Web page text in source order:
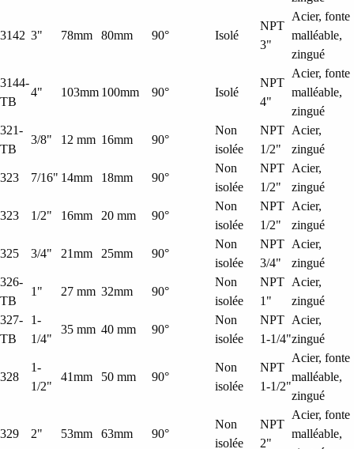
3142 3" 78mm 80mm 90° Isolé
NPT
3"
Acier, fonte
malléable,
zingué
3144-
TB
4" 103mm 100mm 90° Isolé
NPT
4"
Acier, fonte
malléable,
zingué
321-
TB
3/8" 12 mm 16mm 90°
Non
isolée
NPT
1/2"
Acier,
zingué
323 7/16" 14mm 18mm 90°
Non
isolée
NPT
1/2"
Acier,
zingué
323 1/2" 16mm 20 mm 90°
Non
isolée
NPT
1/2"
Acier,
zingué
325 3/4" 21mm 25mm 90°
Non
isolée
NPT
3/4"
Acier,
zingué
326-
TB
1" 27 mm 32mm 90°
Non
isolée
NPT
1"
Acier,
zingué
327-
TB
1-
1/4"
35 mm 40 mm 90°
Non
isolée
NPT
1-1/4"
Acier,
zingué
328
1-
1/2"
41mm 50 mm 90°
Non
isolée
NPT
1-1/2"
Acier, fonte
malléable,
zingué
329 2" 53mm 63mm 90°
Non
isolée
NPT
2"
Acier, fonte
malléable,